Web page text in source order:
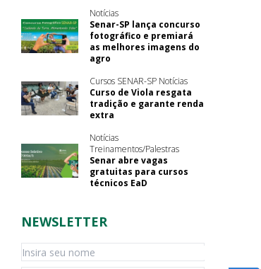
Notícias
Senar-SP lança concurso
fotográfico e premiará
as melhores imagens do
agro
Cursos SENAR-SP Notícias
Curso de Viola resgata
tradição e garante renda
extra
Notícias
Treinamentos/Palestras
Senar abre vagas
gratuitas para cursos
técnicos EaD
NEWSLETTER